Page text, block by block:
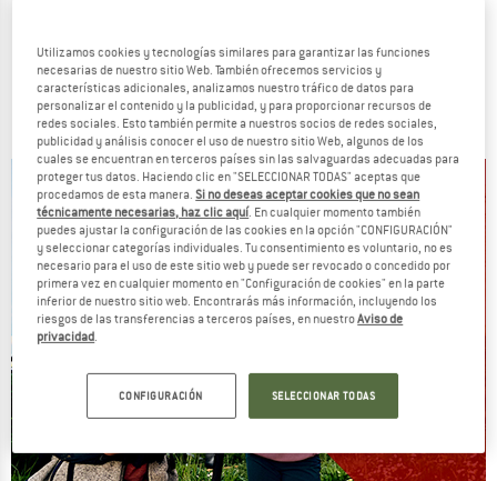
ADIDAS TERREX
Hydro_Lace 2.0
Calzado deportes acuáticos
a partir de 149,95 €
5,0(4)
HEBER PEAK
SeapineHe. Water Shoes
Calzado deportes acuáticos
19,95 €10,57 €
4,2(26)
Utilizamos cookies y tecnologías similares para garantizar las funciones
necesarias de nuestro sitio Web. También ofrecemos servicios y
características adicionales, analizamos nuestro tráfico de datos para
personalizar el contenido y la publicidad, y para proporcionar recursos de
redes sociales. Esto también permite a nuestros socios de redes sociales,
publicidad y análisis conocer el uso de nuestro sitio Web, algunos de los
cuales se encuentran en terceros países sin las salvaguardas adecuadas para
proteger tus datos. Haciendo clic en "SELECCIONAR TODAS" aceptas que
procedamos de esta manera.Si no deseas aceptar cookies que no sean
técnicamente necesarias, haz clic aquí. En cualquier momento también
puedes ajustar la configuración de las cookies en la opción "CONFIGURACIÓN"
y seleccionar categorías individuales. Tu consentimiento es voluntario, no es
necesario para el uso de este sitio web y puede ser revocado o concedido por
primera vez en cualquier momento en "Configuración de cookies" en la parte
inferior de nuestro sitio web. Encontrarás más información, incluyendo los
riesgos de las transferencias a terceros países, en nuestroAviso de
privacidad.
CONFIGURACIÓN SELECCIONAR TODAS